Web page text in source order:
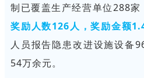
制已覆盖生产经营单位288家
奖励人数126人，奖励金额
人员报告隐患改进设施设备
54万余元。